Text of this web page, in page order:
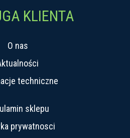
KLIENTA
O nas
techniczne
sklepu
prywatnosci